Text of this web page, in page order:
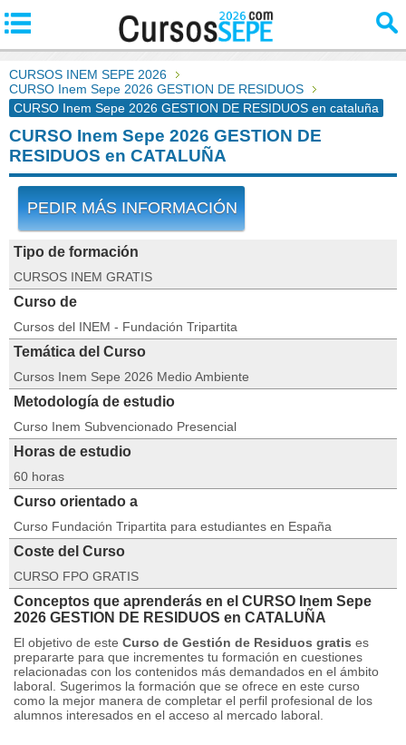
CURSOS INEM SEPE 2026
CURSO Inem Sepe 2026 GESTION DE RESIDUOS
CURSO Inem Sepe 2026 GESTION DE RESIDUOS en cataluña
CURSO Inem Sepe 2026 GESTION DE
RESIDUOS en CATALUÑA
PEDIR MÁS INFORMACIÓN
Tipo de formación
CURSOS INEM GRATIS
Curso de
Cursos del INEM - Fundación Tripartita
Temática del Curso
Cursos Inem Sepe 2026 Medio Ambiente
Metodología de estudio
Curso Inem Subvencionado Presencial
Horas de estudio
60 horas
Curso orientado a
Curso Fundación Tripartita para estudiantes en España
Coste del Curso
CURSO FPO GRATIS
Conceptos que aprenderás en el CURSO Inem Sepe
2026 GESTION DE RESIDUOS en CATALUÑA
El objetivo de este Curso de Gestión de Residuos gratis es
prepararte para que incrementes tu formación en cuestiones
relacionadas con los contenidos más demandados en el ámbito
laboral. Sugerimos la formación que se ofrece en este curso
como la mejor manera de completar el perfil profesional de los
alumnos interesados ​​en el acceso al mercado laboral.